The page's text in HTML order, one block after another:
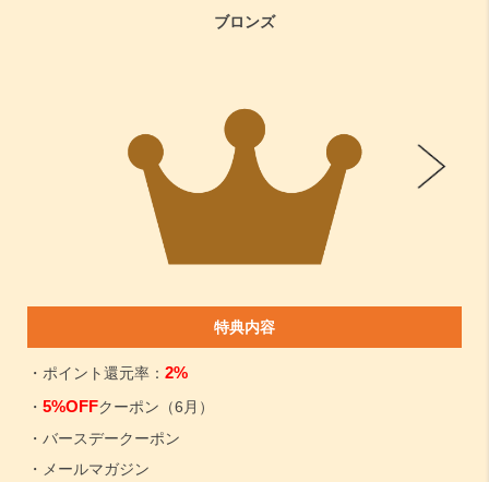
ブロンズ
特典内容
・ポイント還元率： 2%
・ 5%OFFクーポン（6月）
・バースデークーポン
・メールマガジン